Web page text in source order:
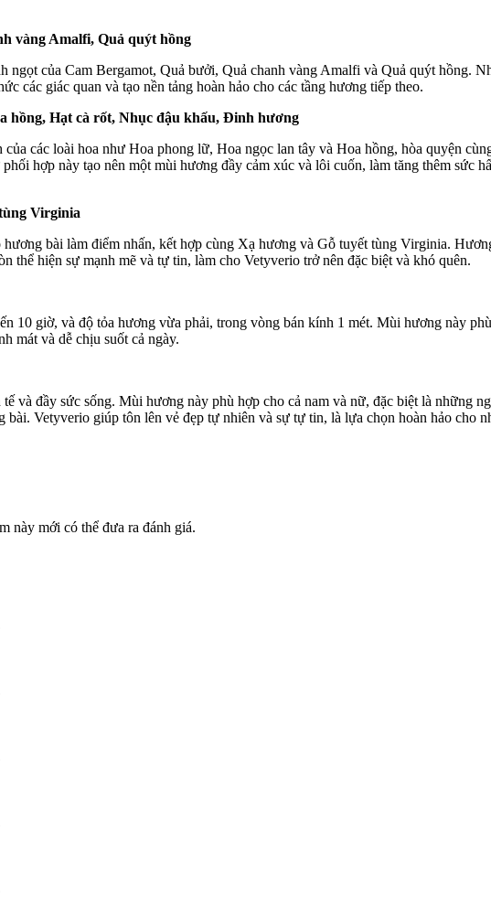
vàng Amalfi, Quả quýt hồng
ngọt của Cam Bergamot, Quả bưởi, Quả chanh vàng Amalfi và Quả quýt hồng.
các giác quan và tạo nền tảng hoàn hảo cho các tầng hương tiếp theo.
hồng, Hạt cà rốt, Nhục đậu khấu, Đinh hương
các loài hoa như Hoa phong lữ, Hoa ngọc lan tây và Hoa hồng, hòa quyện
hợp này tạo nên một mùi hương đầy cảm xúc và lôi cuốn, làm tăng thêm sức
Virginia
bài làm điểm nhấn, kết hợp cùng Xạ hương và Gỗ tuyết tùng Virginia.
thể hiện sự mạnh mẽ và tự tin, làm cho Vetyverio trở nên đặc biệt và khó quên.
10 giờ, và độ tỏa hương vừa phải, trong vòng bán kính 1 mét. Mùi hương này
mát và dễ chịu suốt cả ngày.
và đầy sức sống. Mùi hương này phù hợp cho cả nam và nữ, đặc biệt là những
Vetyverio giúp tôn lên vẻ đẹp tự nhiên và sự tự tin, là lựa chọn hoàn hảo cho
này mới có thể đưa ra đánh giá.